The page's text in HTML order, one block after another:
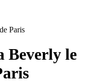
Paris
Beverly le